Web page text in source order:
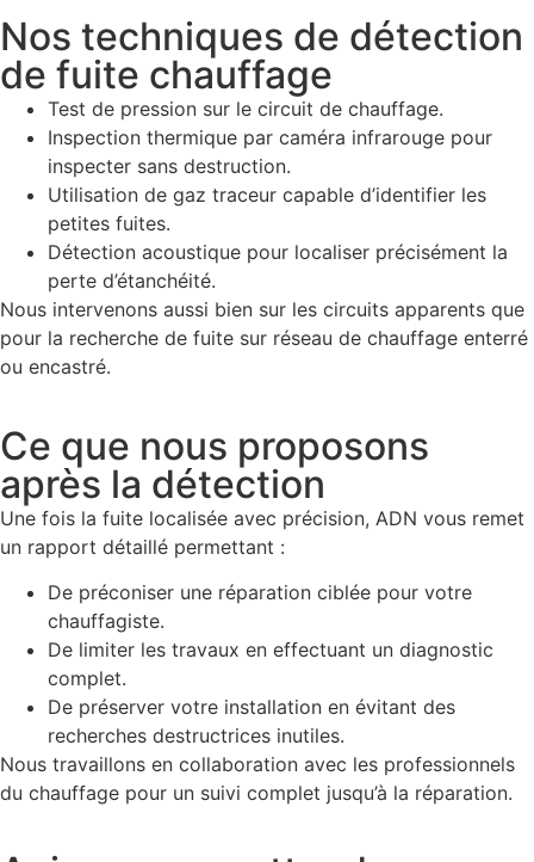
Nos techniques de détection
de fuite chauffage
Test de pression sur le circuit de chauffage.
Inspection thermique par caméra infrarouge pour
inspecter sans destruction.
Utilisation de gaz traceur capable d’identifier les
petites fuites.
Détection acoustique pour localiser précisément la
perte d’étanchéité.
Nous intervenons aussi bien sur les circuits apparents que
pour la recherche de fuite sur réseau de chauffage enterré
ou encastré.
Ce que nous proposons
après la détection
Une fois la fuite localisée avec précision, ADN vous remet
un rapport détaillé permettant :
De préconiser une réparation ciblée pour votre
chauffagiste.
De limiter les travaux en effectuant un diagnostic
complet.
De préserver votre installation en évitant des
recherches destructrices inutiles.
Nous travaillons en collaboration avec les professionnels
du chauffage pour un suivi complet jusqu’à la réparation.